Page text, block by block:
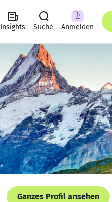
Insights Suche Anmelden
Ganzes Profil ansehen